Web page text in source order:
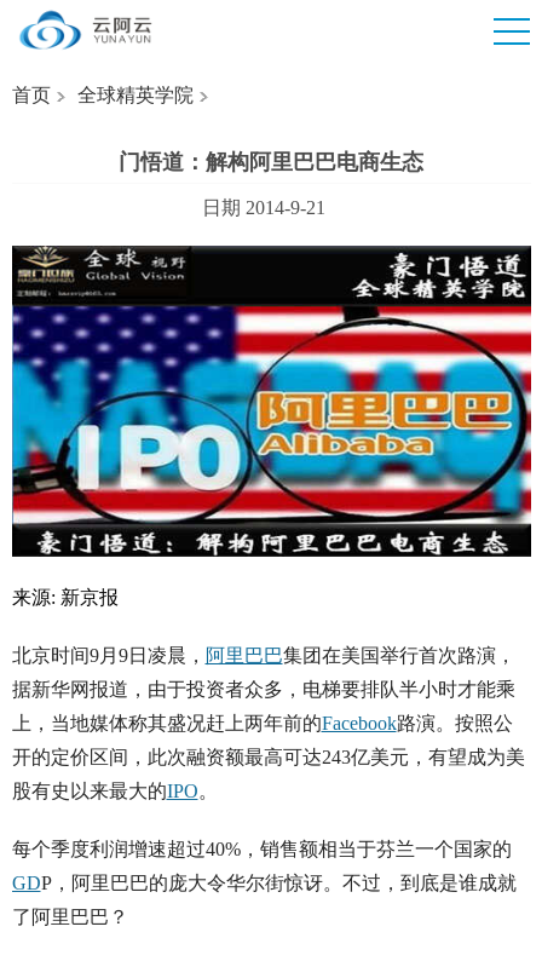
首页 全球精英学院
门悟道：解构阿里巴巴电商生态
日期 2014-9-21
来源: 新京报
北京时间9月9日凌晨， 阿里巴巴集团在美国举行首次路演，
据新华网报道，由于投资者众多，电梯要排队半小时才能乘
上，当地媒体称其盛况赶上两年前的Facebook路演。按照公
开的定价区间，此次融资额最高可达243亿美元，有望成为美
股有史以来最大的IPO。
每个季度利润增速超过40%，销售额相当于芬兰一个国家的
GDP，阿里巴巴的庞大令华尔街惊讶。不过，到底是谁成就
了阿里巴巴？